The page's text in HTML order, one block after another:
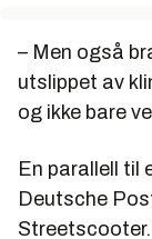
– Men også
utslippet av
og ikke bare
En parallell til
Deutsche
Streetscooter.